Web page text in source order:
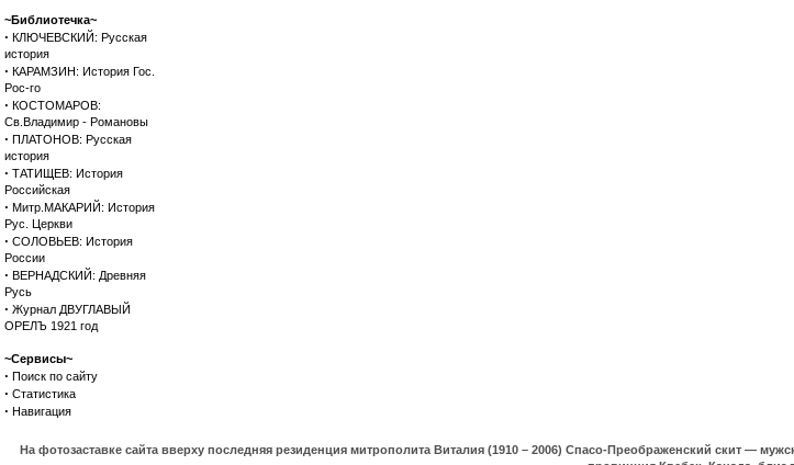
~Библиотечка~
· КЛЮЧЕВСКИЙ: Русская
история
· КАРАМЗИН: История Гос.
Рос-го
· КОСТОМАРОВ:
Св.Владимир - Романовы
· ПЛАТОНОВ: Русская
история
· ТАТИЩЕВ: История
Российская
· Митр.МАКАРИЙ: История
Рус. Церкви
· СОЛОВЬЕВ: История
России
· ВЕРНАДСКИЙ: Древняя
Русь
· Журнал ДВУГЛАВЫЙ
ОРЕЛЪ 1921 год
~Сервисы~
· Поиск по сайту
· Статистика
· Навигация
На фотозаставке сайта вверху последняя резиденция митрополита Виталия (1910 – 2006) Спасо-Преображенский скит —